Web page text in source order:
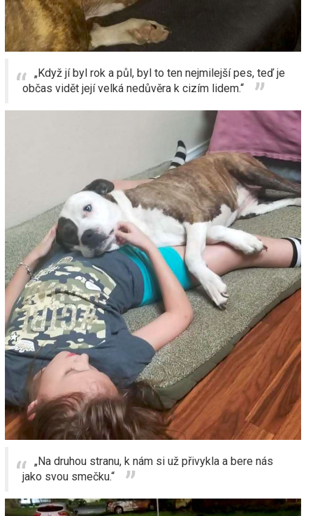
„Když jí byl rok a půl, byl to ten nejmilejší pes, teď je
občas vidět její velká nedůvěra k cizím lidem.“
„Na druhou stranu, k nám si už přivykla a bere nás
jako svou smečku.“